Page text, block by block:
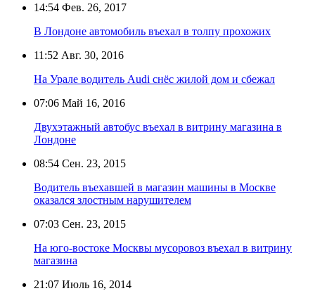
14:54 Фев. 26, 2017
В Лондоне автомобиль въехал в толпу прохожих
11:52 Авг. 30, 2016
На Урале водитель Audi снёс жилой дом и сбежал
07:06 Май 16, 2016
Двухэтажный автобус въехал в витрину магазина в
Лондоне
08:54 Сен. 23, 2015
Водитель въехавшей в магазин машины в Москве
оказался злостным нарушителем
07:03 Сен. 23, 2015
На юго-востоке Москвы мусоровоз въехал в витрину
магазина
21:07 Июль 16, 2014